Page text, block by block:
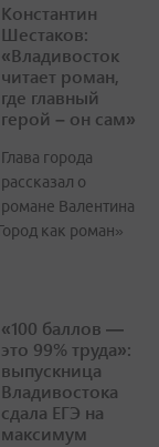
Константин
Шестаков:
«Владивосток
читает роман,
где главный
герой – он сам»
Глава города
рассказал о
романе Валентина
как роман»
«100 баллов —
это 99% труда»:
выпускница
Владивостока
сдала ЕГЭ на
максимум